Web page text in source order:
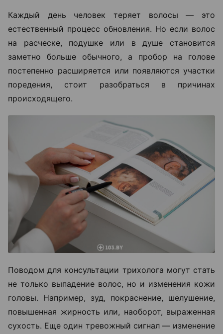
Каждый день человек теряет волосы — это
естественный процесс обновления. Но если волос
на расческе, подушке или в душе становится
заметно больше обычного, а пробор на голове
постепенно расширяется или появляются участки
поредения, стоит разобраться в причинах
происходящего.
Поводом для консультации трихолога могут стать
не только выпадение волос, но и изменения кожи
головы. Например, зуд, покраснение, шелушение,
повышенная жирность или, наоборот, выраженная
сухость. Еще один тревожный сигнал — изменение